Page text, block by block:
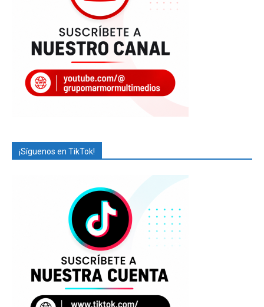
¡Síguenos en TikTok!